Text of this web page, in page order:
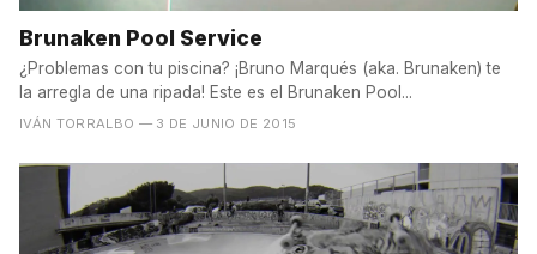
Brunaken Pool Service
¿Problemas con tu piscina? ¡Bruno Marqués (aka. Brunaken) te
la arregla de una ripada! Este es el Brunaken Pool...
IVÁN TORRALBO — 3 DE JUNIO DE 2015